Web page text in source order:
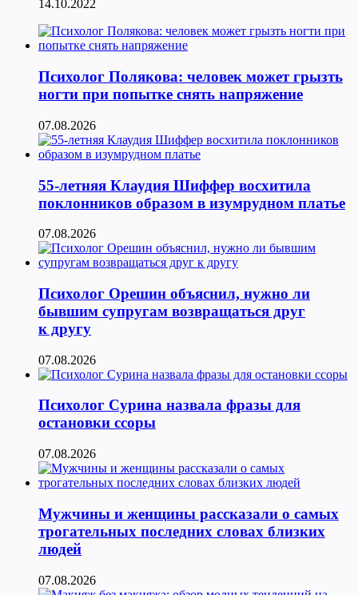
14.10.2022
Психолог Полякова: человек может грызть
ногти при попытке снять напряжение
07.08.2026
55-летняя Клаудия Шиффер восхитила
поклонников образом в изумрудном платье
07.08.2026
Психолог Орешин объяснил, нужно ли
бывшим супругам возвращаться друг
к другу
07.08.2026
Психолог Сурина назвала фразы для
остановки ссоры
07.08.2026
Мужчины и женщины рассказали о самых
трогательных последних словах близких
людей
07.08.2026